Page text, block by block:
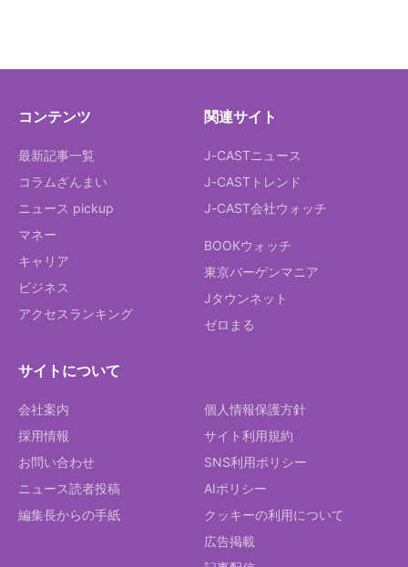
コンテンツ
最新記事一覧
コラムざんまい
ニュース pickup
マネー
キャリア
ビジネス
アクセスランキング
関連サイト
J-CASTニュース
J-CASTトレンド
J-CAST会社ウォッチ
BOOKウォッチ
東京バーゲンマニア
Jタウンネット
ゼロまる
サイトについて
会社案内
採用情報
お問い合わせ
ニュース読者投稿
編集長からの手紙
個人情報保護方針
サイト利用規約
SNS利用ポリシー
AIポリシー
クッキーの利用について
広告掲載